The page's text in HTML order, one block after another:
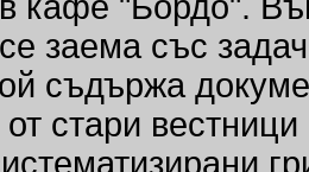
заема със
съдържа
стари